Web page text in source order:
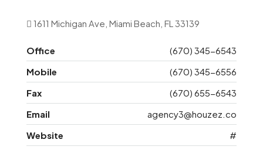
1611 Michigan Ave, Miami Beach, FL 33139
Office
(670) 345-6543
Mobile
(670) 345-6556
Fax
(670) 655-6543
Email
agency3@houzez.co
Website
#